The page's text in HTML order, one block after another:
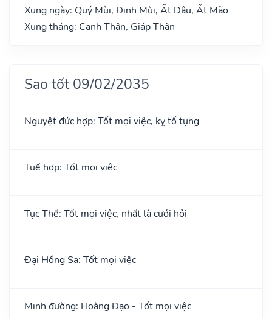
Xung ngày: Quý Mùi, Đinh Mùi, Ất Dậu, Ất Mão
Xung tháng: Canh Thân, Giáp Thân
Sao tốt 09/02/2035
Nguyệt đức hợp: Tốt mọi việc, kỵ tố tụng
Tuế hợp: Tốt mọi việc
Tục Thế: Tốt mọi việc, nhất là cưới hỏi
Đại Hồng Sa: Tốt mọi việc
Minh đường: Hoàng Đạo - Tốt mọi việc